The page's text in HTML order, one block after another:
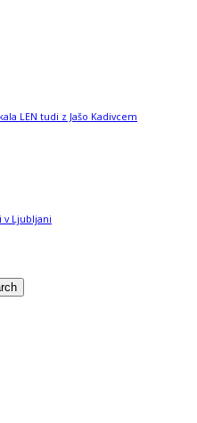
LEN tudi z Jašo Kadivcem
v Ljubljani